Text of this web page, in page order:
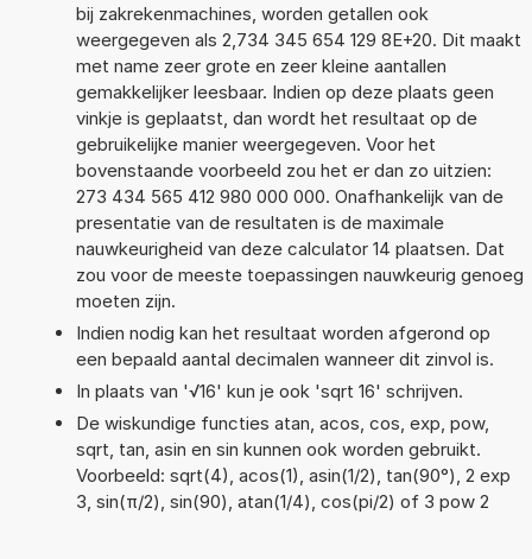
bij zakrekenmachines, worden getallen ook
weergegeven als 2,734 345 654 129 8E+20. Dit maakt
met name zeer grote en zeer kleine aantallen
gemakkelijker leesbaar. Indien op deze plaats geen
vinkje is geplaatst, dan wordt het resultaat op de
gebruikelijke manier weergegeven. Voor het
bovenstaande voorbeeld zou het er dan zo uitzien:
273 434 565 412 980 000 000. Onafhankelijk van de
presentatie van de resultaten is de maximale
nauwkeurigheid van deze calculator 14 plaatsen. Dat
zou voor de meeste toepassingen nauwkeurig genoeg
moeten zijn.
Indien nodig kan het resultaat worden afgerond op
een bepaald aantal decimalen wanneer dit zinvol is.
In plaats van '√16' kun je ook 'sqrt 16' schrijven.
De wiskundige functies atan, acos, cos, exp, pow,
sqrt, tan, asin en sin kunnen ook worden gebruikt.
Voorbeeld: sqrt(4), acos(1), asin(1/2), tan(90°), 2 exp
3, sin(π/2), sin(90), atan(1/4), cos(pi/2) of 3 pow 2